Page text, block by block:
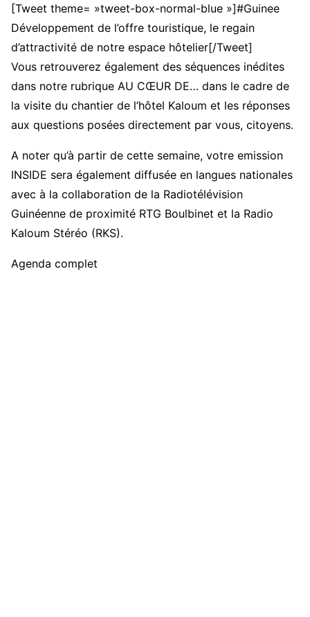
[Tweet theme= »tweet-box-normal-blue »]#Guinee
Développement de l’offre touristique, le regain
d’attractivité de notre espace hôtelier[/Tweet]
Vous retrouverez également des séquences inédites
dans notre rubrique AU CŒUR DE… dans le cadre de
la visite du chantier de l’hôtel Kaloum et les réponses
aux questions posées directement par vous, citoyens.
A noter qu’à partir de cette semaine, votre emission
INSIDE sera également diffusée en langues nationales
avec à la collaboration de la Radiotélévision
Guinéenne de proximité RTG Boulbinet et la Radio
Kaloum Stéréo (RKS).
Agenda complet